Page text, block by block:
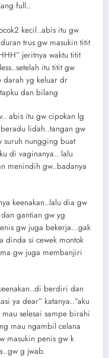
full..
kecil..abis itu gw
trus gw masukin titit
jeritnya waktu titit
itu titit gw
darah yg keluar dr
dan bilang
abis itu gw cipokan lg
lidah..tangan gw
suruh nungging buat
di vaginanya.. lalu
menindih gw..badanya
keenakan..lalu dia gw
gantian gw yg
gw juga bekerja…gak
dinda si cewek montok
gw juga membanjiri
berdiri dan
ya dear” katanya..”aku
selesai sampe birahi
mau ngambil celana
masukin penis gw k
g jwab.